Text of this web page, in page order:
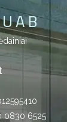
0830 6525